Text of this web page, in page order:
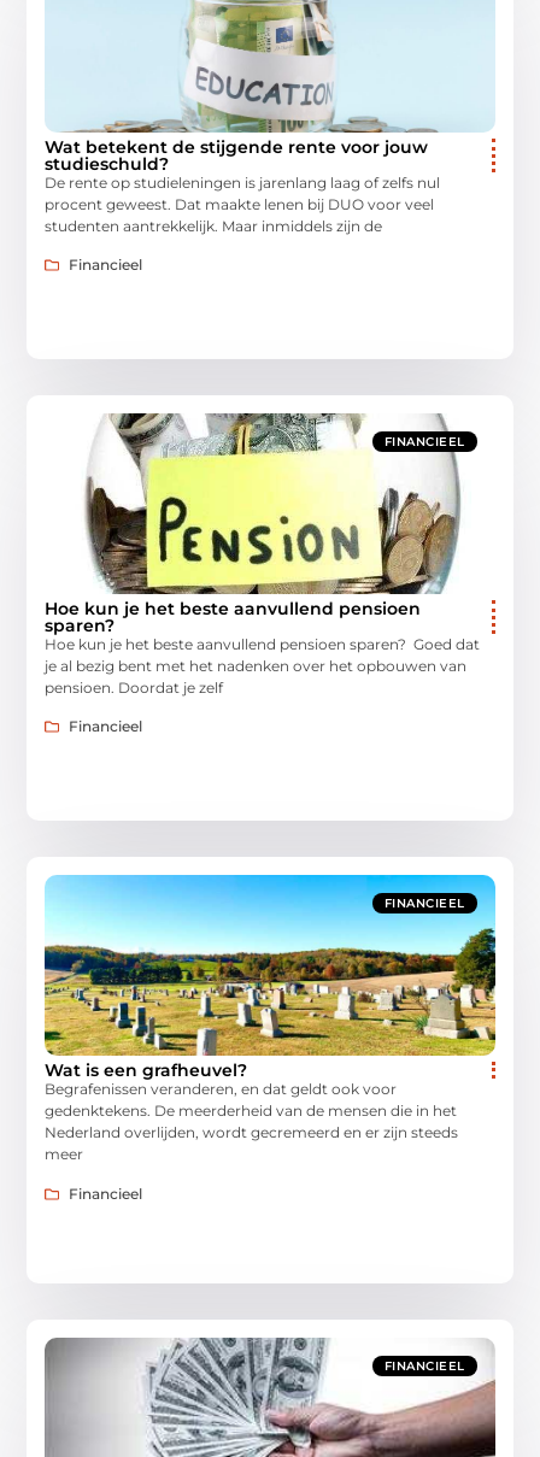
Wat betekent de stijgende rente voor jouw
studieschuld?
De rente op studieleningen is jarenlang laag of zelfs nul
procent geweest. Dat maakte lenen bij DUO voor veel
studenten aantrekkelijk. Maar inmiddels zijn de
Financieel
FINANCIEEL
Hoe kun je het beste aanvullend pensioen
sparen?
Hoe kun je het beste aanvullend pensioen sparen? Goed dat
je al bezig bent met het nadenken over het opbouwen van
pensioen. Doordat je zelf
Financieel
FINANCIEEL
Wat is een grafheuvel?
Begrafenissen veranderen, en dat geldt ook voor
gedenktekens. De meerderheid van de mensen die in het
Nederland overlijden, wordt gecremeerd en er zijn steeds
meer
Financieel
FINANCIEEL